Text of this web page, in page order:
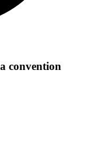
convention